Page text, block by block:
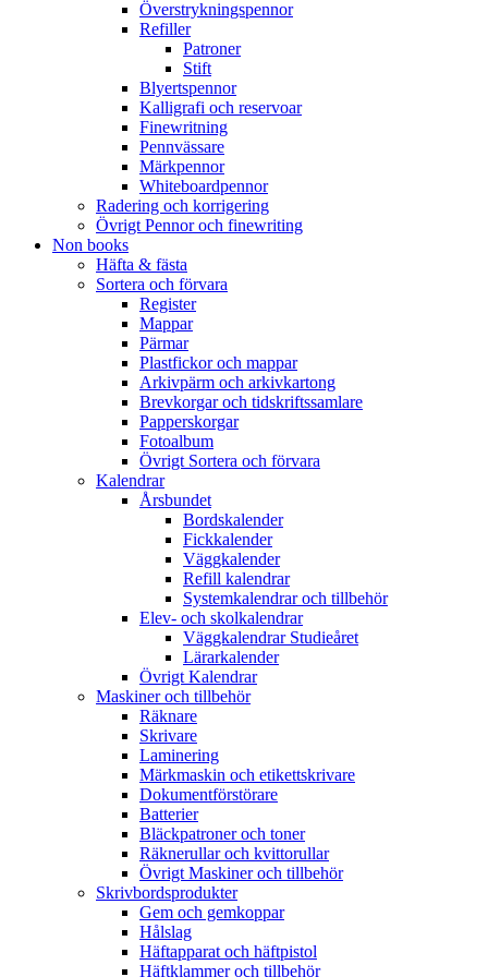
Överstrykningspennor
Refiller
Patroner
Stift
Blyertspennor
Kalligrafi och reservoar
Finewritning
Pennvässare
Märkpennor
Whiteboardpennor
Radering och korrigering
Övrigt Pennor och finewriting
Non books
Häfta & fästa
Sortera och förvara
Register
Mappar
Pärmar
Plastfickor och mappar
Arkivpärm och arkivkartong
Brevkorgar och tidskriftssamlare
Papperskorgar
Fotoalbum
Övrigt Sortera och förvara
Kalendrar
Årsbundet
Bordskalender
Fickkalender
Väggkalender
Refill kalendrar
Systemkalendrar och tillbehör
Elev- och skolkalendrar
Väggkalendrar Studieåret
Lärarkalender
Övrigt Kalendrar
Maskiner och tillbehör
Räknare
Skrivare
Laminering
Märkmaskin och etikettskrivare
Dokumentförstörare
Batterier
Bläckpatroner och toner
Räknerullar och kvittorullar
Övrigt Maskiner och tillbehör
Skrivbordsprodukter
Gem och gemkoppar
Hålslag
Häftapparat och häftpistol
Häftklammer och tillbehör